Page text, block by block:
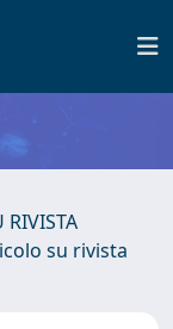
RIVISTA
su rivista